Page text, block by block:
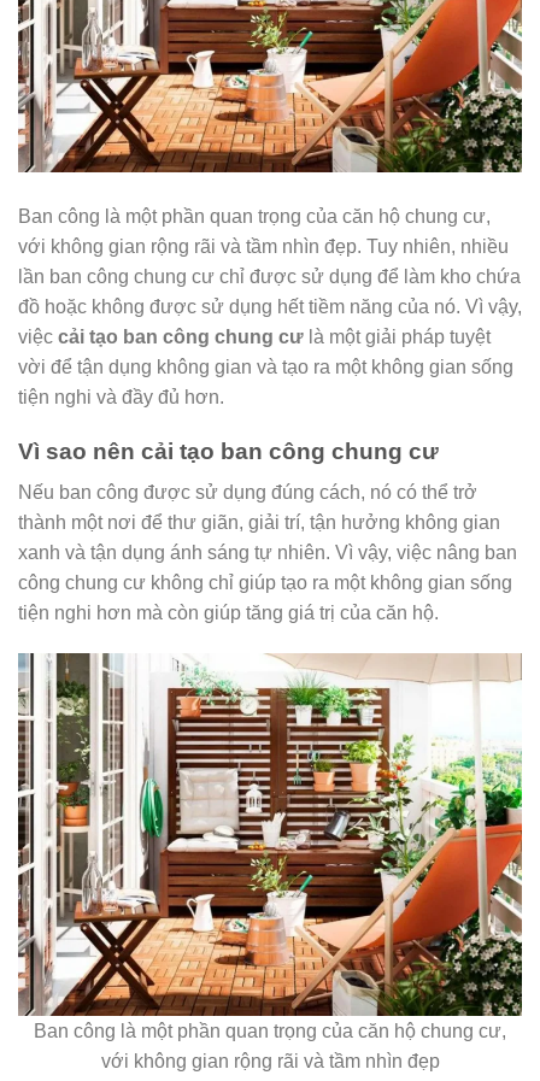
Ban công là một phần quan trọng của căn hộ chung cư,
với không gian rộng rãi và tầm nhìn đẹp. Tuy nhiên, nhiều
lần ban công chung cư chỉ được sử dụng để làm kho chứa
đồ hoặc không được sử dụng hết tiềm năng của nó. Vì vậy,
việc cải tạo ban công chung cư là một giải pháp tuyệt
vời để tận dụng không gian và tạo ra một không gian sống
tiện nghi và đầy đủ hơn.
Vì sao nên cải tạo ban công chung cư
Nếu ban công được sử dụng đúng cách, nó có thể trở
thành một nơi để thư giãn, giải trí, tận hưởng không gian
xanh và tận dụng ánh sáng tự nhiên. Vì vậy, việc nâng ban
công chung cư không chỉ giúp tạo ra một không gian sống
tiện nghi hơn mà còn giúp tăng giá trị của căn hộ.
Ban công là một phần quan trọng của căn hộ chung cư,
với không gian rộng rãi và tầm nhìn đẹp